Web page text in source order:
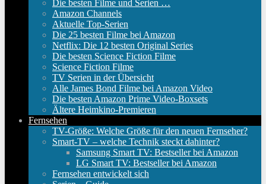
Die besten Filme und Serien …
Amazon Channels
Aktuelle Top-Serien
Die 25 besten Filme bei Amazon
Netflix: Die 12 besten Original Series
Die besten Science Fiction Filme
Science Fiction Filme
TV Serien in der Übersicht
Alle James Bond Filme bei Amazon Video
Die besten Amazon Prime Video-Boxsets
Ältere Heimkino-Premieren
Fernsehen
TV-Größe: Welche Größe für den neuen Fernseher?
Smart-TV – welche Technik steckt dahinter?
Samsung Smart TV: Bestseller bei Amazon
LG Smart TV: Bestseller bei Amazon
Fernsehen entwickelt sich